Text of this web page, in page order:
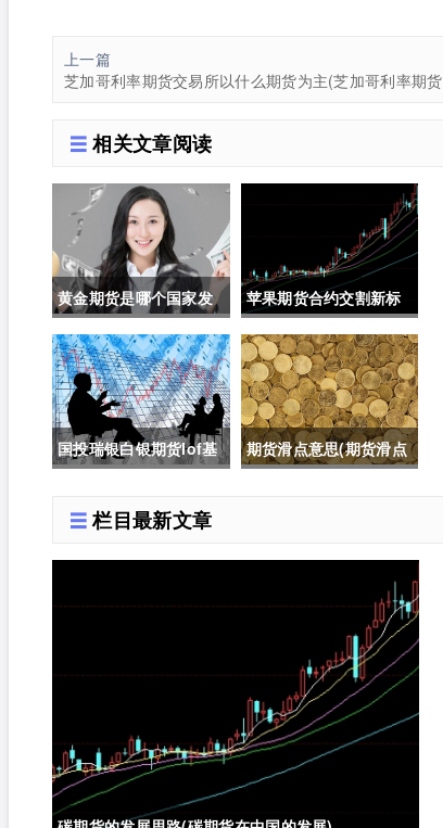
上一篇
相关文章阅读
黄金期货是哪个国家发
行的呢(黄金期货是属于
国内盘吗)
苹果期货合约交割新标
准对价格的影响(苹果期
货合约交割新标准对价
格的影响有哪些)
国投瑞银白银期货lof基
银期货lof基金实时行情
期货滑点意思(期货滑点
栏目最新文章